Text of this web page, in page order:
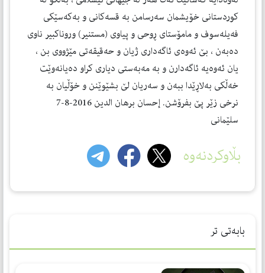
كوردستانی خۆیشمان سه‌رسامن به‌ قسه‌كانی و به‌كه‌سێكی
فه‌یله‌سوف و مامۆستای ڕوحی و پیاوی (مستنیر) وروناكبیر ناوی
ده‌به‌ن ، بێ ئه‌وه‌ی ئاگه‌داری ژیان و حەقیقەتی مێژووی بن ،
یان ئەوەیە ئاگه‌دارن و به‌ مەبەستی دیاری كراو ده‌یانه‌وێت
خه‌ڵكی به‌لاڕێدا ببه‌ن و سه‌ریان لێ بشێوێنن و خۆڵیان به‌
نرخی زێر پێ بفرۆشن. إحسان برهان الدین 2016-8-7
سلێمانی
بڵاوکردنەوە
بابەتی تر